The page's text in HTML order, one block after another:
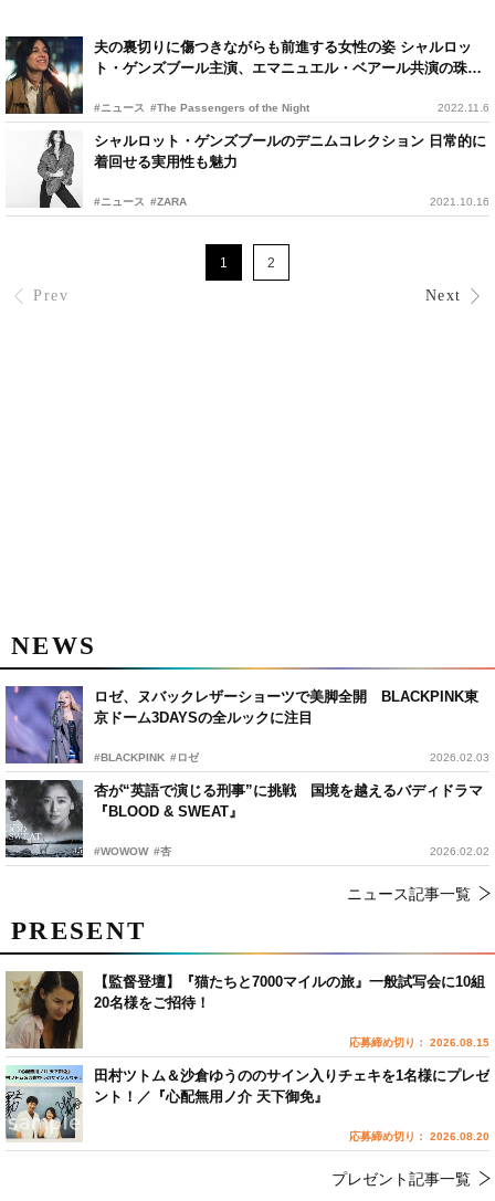
夫の裏切りに傷つきながらも前進する女性の姿 シャルロッ
ト・ゲンズブール主演、エマニュエル・ベアール共演の珠玉
#ニュース #The Passengers of the Night 2022.11.6
シャルロット・ゲンズブールのデニムコレクション 日常的に
着回せる実用性も魅力
#ニュース #ZARA 2021.10.16
Prev
1 2
Next
NEWS
ロゼ、ヌバックレザーショーツで美脚全開 BLACKPINK東
京ドーム3DAYSの全ルックに注目
#BLACKPINK #ロゼ 2026.02.03
杏が“英語で演じる刑事”に挑戦 国境を越えるバディドラマ
『BLOOD & SWEAT』
#WOWOW #杏 2026.02.02
ニュース記事一覧
PRESENT
【監督登壇】『猫たちと7000マイルの旅』一般試写会に10組
20名様をご招待！
応募締め切り： 2026.08.15
田村ツトム＆沙倉ゆうののサイン入りチェキを1名様にプレゼ
ント！／『心配無用ノ介 天下御免』
応募締め切り： 2026.08.20
プレゼント記事一覧